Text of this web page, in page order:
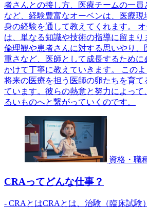
者さんとの接し方、医療チームの一員
など、経験豊富なオーベンは、医療現
身の経験を通して教えてくれます。
は、単なる知識や技術の指導に留ま
倫理観や患者さんに対する思いやり
重さなど、医師として成長するために
かけて丁寧に教えていきます。 このよ
将来の医療を担う医師の卵たちを育て
ています。彼らの熱意と努力によって
るいものへと繋がっていくのです。
資格・職
CRAってどんな仕事？
- CRAとはCRAとは、治験（臨床試験